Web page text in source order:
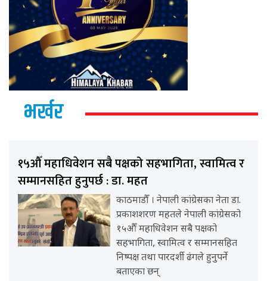
भर्खर
१५औँ महाधिवेशन सबै पक्षको सहभागिता, स्वामित्व र
सम्मानसहित हुनुपर्छ : डा. महत
काठमाडौँ । नेपाली कांग्रेसका नेता डा.
प्रकाशशरण महतले नेपाली कांग्रेसको
१५औँ महाधिवेशन सबै पक्षको
सहभागिता, स्वामित्व र सम्मानसहित
निष्पक्ष तथा पारदर्शी ढंगले हुनुपर्ने
बताएका छन्